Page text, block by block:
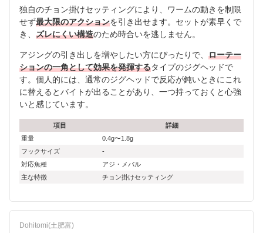
独自のチョン掛けセッティングにより、ワームの動きを制限
せず最大限のアクションを引き出せます。セットが素早くで
き、 ズレにくい構造のため時合いを逃しません。
アジングの引き出しを増やしたい方にぴったりで、 ローテー
ションの一角として効果を発揮するタイプのジグヘッドで
す。個人的には、通常のジグヘッドで反応が鈍いときにこれ
に替えるとバイトが出ることがあり、一つ持っておくと心強
いと感じています。
項目
詳細
重量
0.4g〜1.8g
フックサイズ
-
対応魚種
アジ・メバル
主な特徴
チョン掛けセッティング
Dohitomi(土肥富)